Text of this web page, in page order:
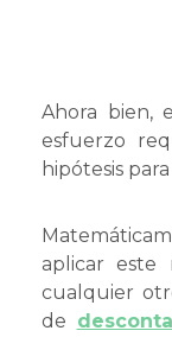
Ahora bien,
esfuerzo
hipótesis
aplicar este
cualquier
de